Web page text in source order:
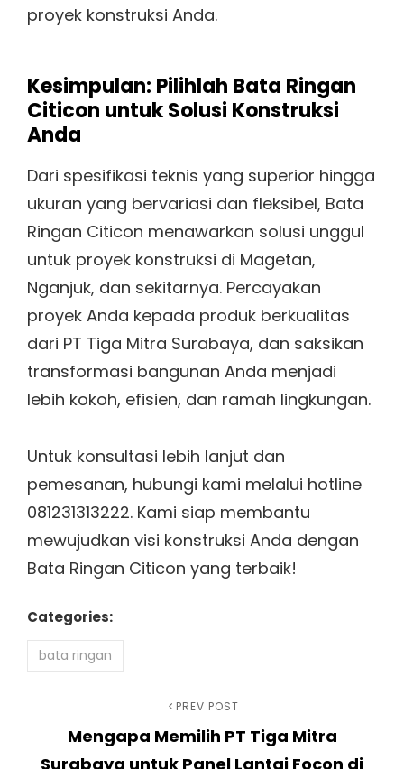
proyek konstruksi Anda.
Kesimpulan: Pilihlah Bata Ringan
Citicon untuk Solusi Konstruksi
Anda
Dari spesifikasi teknis yang superior hingga
ukuran yang bervariasi dan fleksibel, Bata
Ringan Citicon menawarkan solusi unggul
untuk proyek konstruksi di Magetan,
Nganjuk, dan sekitarnya. Percayakan
proyek Anda kepada produk berkualitas
dari PT Tiga Mitra Surabaya, dan saksikan
transformasi bangunan Anda menjadi
lebih kokoh, efisien, dan ramah lingkungan.
Untuk konsultasi lebih lanjut dan
pemesanan, hubungi kami melalui hotline
081231313222. Kami siap membantu
mewujudkan visi konstruksi Anda dengan
Bata Ringan Citicon yang terbaik!
Categories:
bata ringan
pos
PREV POST
Mengapa Memilih PT Tiga Mitra
Surabaya untuk Panel Lantai Focon di